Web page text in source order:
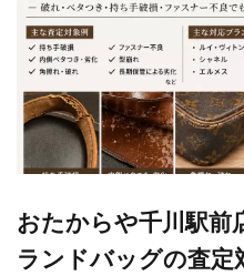
おたからや千川駅前
ランドバッグの査定